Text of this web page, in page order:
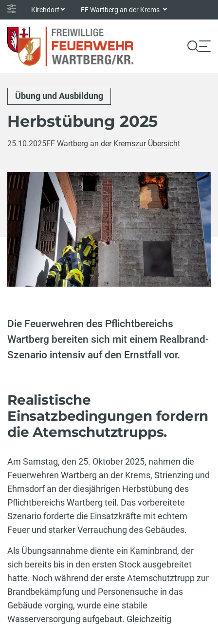
Kirchdorf FF Wartberg an der Krems
Übung und Ausbildung
Herbstübung 2025
25.10.2025FF Wartberg an der Kremszur Übersicht
Die Feuerwehren des Pflichtbereichs
Wartberg bereiten sich mit einem Realbrand-
Szenario intensiv auf den Ernstfall vor.
Realistische
Einsatzbedingungen fordern
die Atemschutztrupps.
Am Samstag, den 25. Oktober 2025, nahmen die
Feuerwehren Wartberg an der Krems, Strienzing und
Ehrnsdorf an der diesjährigen Herbstübung des
Pflichtbereichs Wartberg teil. Das vorbereitete
Szenario forderte die Einsatzkräfte mit echtem
Feuer und starker Verrauchung des Gebäudes.
Als Übungsannahme diente ein Kaminbrand, der
sich bereits bis in den ersten Stock ausgebreitet
hatte. Noch während der erste Atemschutztrupp zur
Brandbekämpfung und Personensuche in das
Gebäude vorging, wurde eine stabile
Wasserversorgung aufgebaut. Gleichzeitig